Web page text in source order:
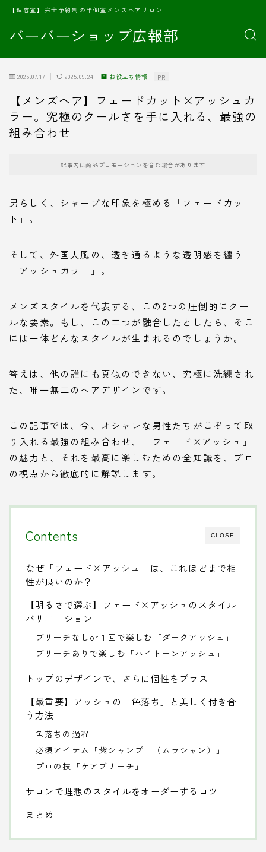
バーバーショップ広報部
【理容室】完全予約制の半個室メンズヘアサロン
2025.07.17 2025.09.24 お役立ち情報 PR
【メンズヘア】フェードカット×アッシュカ
ラー。究極のクールさを手に入れる、最強の
組み合わせ
記事内に商品プロモーションを含む場合があります
男らしく、シャープな印象を極める「フェードカッ
ト」。
そして、外国人風の、透き通るような透明感を纏う
「アッシュカラー」。
メンズスタイルを代表する、この2つの圧倒的にクー
ルな要素。もし、この二つが融合したとしたら、そこ
には一体どんなスタイルが生まれるのでしょうか。
答えは、他の誰にも真似のできない、究極に洗練され
た、唯一無二のヘアデザインです。
この記事では、今、オシャレな男性たちがこぞって取
り入れる最強の組み合わせ、「フェード×アッシュ」
の魅力と、それを最高に楽しむための全知識を、プロ
の視点から徹底的に解説します。
CLOSE
Contents
なぜ「フェード×アッシュ」は、これほどまで相
性が良いのか？
【明るさで選ぶ】フェード×アッシュのスタイル
バリエーション
ブリーチなしor１回で楽しむ「ダークアッシュ」
ブリーチありで楽しむ「ハイトーンアッシュ」
トップのデザインで、さらに個性をプラス
【最重要】アッシュの「色落ち」と美しく付き合
う方法
色落ちの過程
必須アイテム「紫シャンプー（ムラシャン）」
プロの技「ケアブリーチ」
サロンで理想のスタイルをオーダーするコツ
まとめ